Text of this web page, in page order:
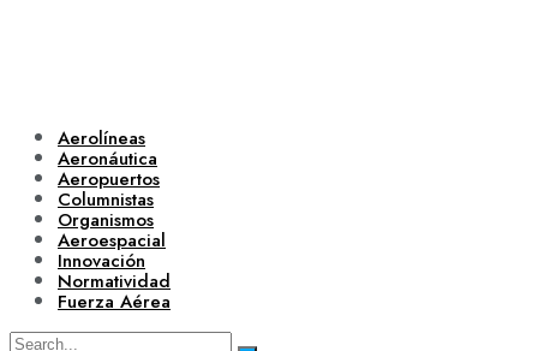
Aerolíneas
Aeronáutica
Aeropuertos
Columnistas
Organismos
Aeroespacial
Innovación
Normatividad
Fuerza Aérea